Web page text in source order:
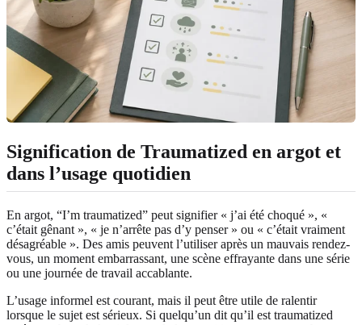
Signification de Traumatized en argot et
dans l’usage quotidien
En argot, “I’m traumatized” peut signifier « j’ai été choqué », «
c’était gênant », « je n’arrête pas d’y penser » ou « c’était vraiment
désagréable ». Des amis peuvent l’utiliser après un mauvais rendez-
vous, un moment embarrassant, une scène effrayante dans une série
ou une journée de travail accablante.
L’usage informel est courant, mais il peut être utile de ralentir
lorsque le sujet est sérieux. Si quelqu’un dit qu’il est traumatized